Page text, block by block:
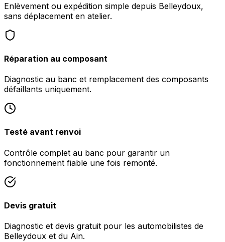
Enlèvement ou expédition simple depuis Belleydoux,
sans déplacement en atelier.
Réparation au composant
Diagnostic au banc et remplacement des composants
défaillants uniquement.
Testé avant renvoi
Contrôle complet au banc pour garantir un
fonctionnement fiable une fois remonté.
Devis gratuit
Diagnostic et devis gratuit pour les automobilistes de
Belleydoux et du Ain.